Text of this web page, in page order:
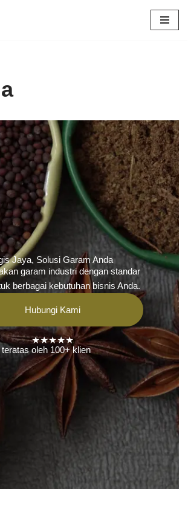
Jaya, Solusi Garam Anda
garam industri dengan standar
berbagai kebutuhan bisnis Anda.
Hubungi Kami
★★★★★
oleh 100+ klien